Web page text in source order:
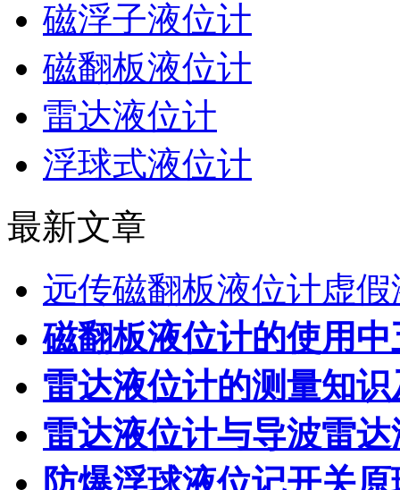
磁浮子液位计
磁翻板液位计
雷达液位计
浮球式液位计
最新文章
远传磁翻板液位计虚
磁翻板液位计的使用
雷达液位计的测量知
雷达液位计与导波雷
防爆浮球液位记开关